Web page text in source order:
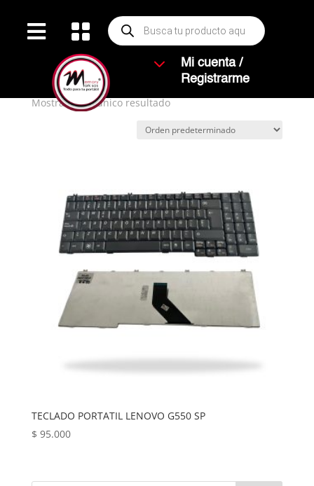
  Búsqueda
de
productos
3
Mi cuenta /
Registrarme
/ Productos etiquetados “G550”
G550
Mostrando el único resultado
TECLADO PORTATIL LENOVO G550 SP
$ 95.000